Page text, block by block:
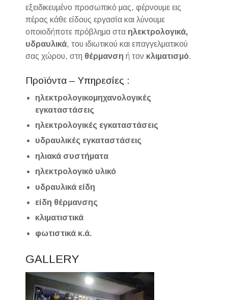
εξειδικευμένο προσωπικό μας, φέρνουμε εις
πέρας κάθε είδους εργασία και λύνουμε
οποιοδήποτε πρόβλημα σταηλεκτρολογικά,
υδραυλικά, του ιδιωτικού και επαγγελματικού
σας χώρου, στη θέρμανση ή τον κλιματισμό.
Προϊόντα – Υπηρεσίες :
ηλεκτρολογικομηχανολογικές
εγκαταστάσεις
ηλεκτρολογικές εγκαταστάσεις
υδραυλικές εγκαταστάσεις
ηλιακά συστήματα
ηλεκτρολογικό υλικό
υδραυλικά είδη
είδη θέρμανσης
κλιματιστικά
φωτιστικά κ.ά.
GALLERY